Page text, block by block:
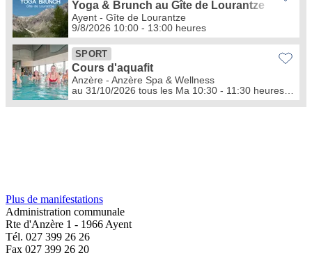
Plus de manifestations
Administration communale
Rte d'Anzère 1 - 1966 Ayent
Tél. 027 399 26 26
Fax 027 399 26 20